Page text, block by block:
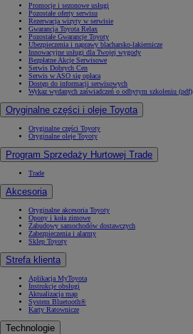
Promocje i sezonowe usługi
Pozostałe oferty serwisu
Rezerwacja wizyty w serwisie
Gwarancja Toyota Relax
Pozostałe Gwarancje Toyoty
Ubezpieczenia i naprawy blacharsko-lakiernicze
Innowacyjne usługi dla Twojej wygody
Bezpłatne Akcje Serwisowe
Serwis Dobrych Cen
Serwis w ASO się opłaca
Dostęp do informacji serwisowych
Wykaz wydanych zaświadczeń o odbytym szkoleniu (pdf)
Oryginalne części i oleje Toyota
Oryginalne części Toyoty
Oryginalne oleje Toyoty
Program Sprzedaży Hurtowej Trade
Trade
Akcesoria
Oryginalne akcesoria Toyoty
Opony i koła zimowe
Zabudowy samochodów dostawczych
Zabezpieczenia i alarmy
Sklep Toyoty
Strefa klienta
Aplikacja MyToyota
Instrukcje obsługi
Aktualizacja map
System Bluetooth®
Karty Ratownicze
Technologie